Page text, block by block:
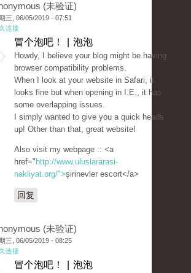
(未验证)
三, 06/05/2019 - 07:51
连接
冒个泡吧！ | 泡泡
Howdy, I believe your blog might be having
browser compatibility problems.
When I look at your website in Safari, it
looks fine but when opening in I.E., it has
some overlapping issues.
I simply wanted to give you a quick heads
up! Other than that, great website!
Also visit my webpage :: <a
href=" http://www.uluslararasi-
nakliyat.org/">şirinevler escort</a>
回复
(未验证)
三, 06/05/2019 - 08:25
连接
冒个泡吧！ | 泡泡